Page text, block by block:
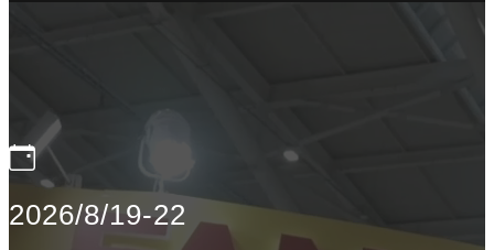
2026/8/19-22